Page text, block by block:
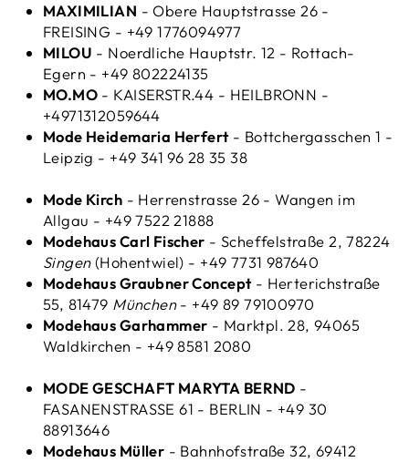
MAXIMILIAN - Obere Hauptstrasse 26 -
FREISING - +49 1776094977
MILOU - Noerdliche Hauptstr. 12 - Rottach-
Egern - +49 802224135
MO.MO - KAISERSTR.44 - HEILBRONN -
+4971312059644
Mode Heidemaria Herfert- Bottchergasschen 1 -
Leipzig - +49 341 96 28 35 38
Mode Kirch - Herrenstrasse 26 - Wangen im
Allgau - +49 7522 21888
Modehaus Carl Fischer - Scheffelstraße 2, 78224
Singen(Hohentwiel) - +49 7731 987640
Modehaus Graubner Concept- Herterichstraße
55, 81479 München- +49 89 79100970
Modehaus Garhammer - Marktpl. 28, 94065
Waldkirchen - +49 8581 2080
MODE GESCHAFT MARYTA BERND -
FASANENSTRASSE 61 - BERLIN - +49 30
88913646
Modehaus Müller - Bahnhofstraße 32, 69412